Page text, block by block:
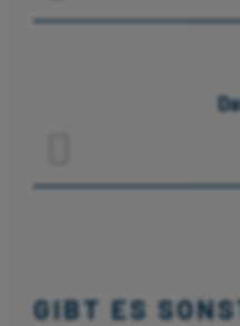
GIBT ES